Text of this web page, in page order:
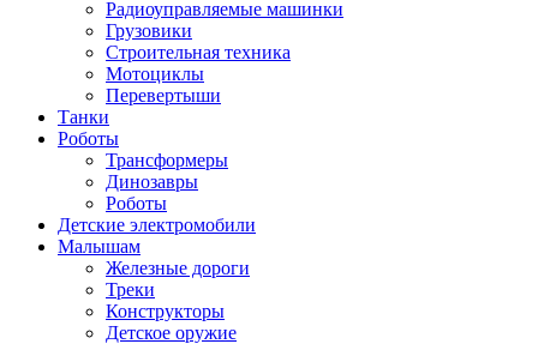
Радиоуправляемые машинки
Грузовики
Строительная техника
Мотоциклы
Перевертыши
Танки
Роботы
Трансформеры
Динозавры
Роботы
Детские электромобили
Малышам
Железные дороги
Треки
Конструкторы
Детское оружие